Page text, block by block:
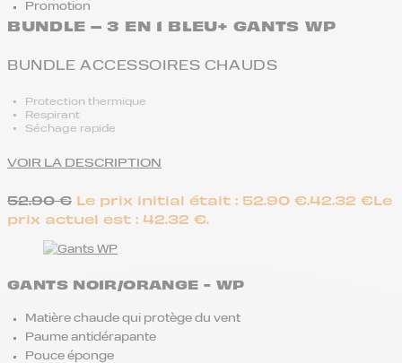
Promotion
BUNDLE – 3 EN 1 BLEU+ GANTS WP
BUNDLE ACCESSOIRES CHAUDS
Protection thermique
Respirant
Séchage rapide
VOIR LA DESCRIPTION
52.90€ Le prix initial était : 52.90 €.42.32 €Le
prix actuel est : 42.32 €.
GANTS NOIR/ORANGE - WP
Matière chaude qui protège du vent
Paume antidérapante
Pouce éponge